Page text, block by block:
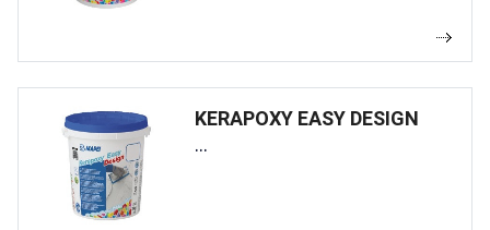
KERAPOXY EASY DESIGN
...